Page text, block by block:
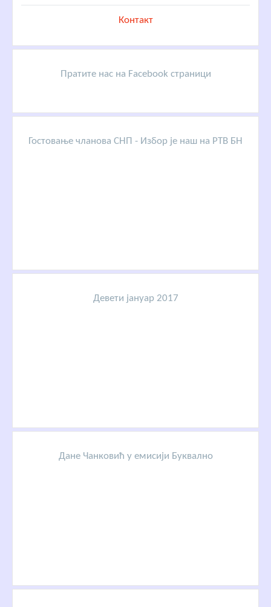
Контакт
Пратите нас на Facebook страници
Гостовање чланова СНП - Избор је наш на РТВ БН
Девети јануар 2017
Дане Чанковић у емисији Буквално